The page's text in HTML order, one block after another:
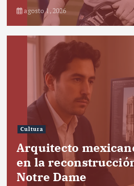
agosto 1, 2026
Cultura
Arquitecto
en la
Notre Dame